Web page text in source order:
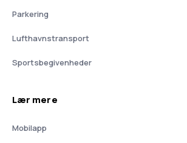
Parkering
Lufthavnstransport
Sportsbegivenheder
Lær mere
Mobilapp